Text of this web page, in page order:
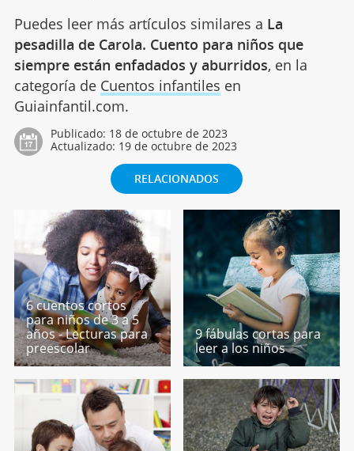
Puedes leer más artículos similares a La
pesadilla de Carola. Cuento para niños que
siempre están enfadados y aburridos, en la
categoría de Cuentos infantiles en
Guiainfantil.com.
Publicado: 18 de octubre de 2023
Actualizado: 19 de octubre de 2023
RELACIONADOS
6 cuentos cortos
para niños de 3 a 5
años - Lecturas para
preescolar
9 fábulas cortas para
leer a los niños